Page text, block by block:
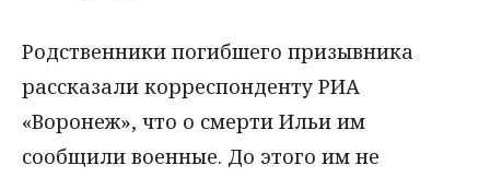
Родственники погибшего призывника
рассказали корреспонденту РИА
«Воронеж», что о смерти Ильи им
сообщили военные. До этого им не